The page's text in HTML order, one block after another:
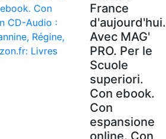
France
d'aujourd'hui.
Avec MAG'
PRO. Per le
Scuole
superiori.
Con ebook.
Con
espansione